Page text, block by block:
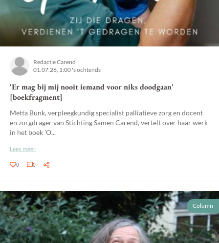
Redactie Carend
01.07.26, 1:00 's ochtends
'Er mag bij mij nooit iemand voor niks doodgaan'
[boekfragment]
Metta Bunk, verpleegkundig specialist palliatieve zorg en docent
en zorgdrager van Stichting Samen Carend, vertelt over haar werk
in het boek 'O...
Lees meer
0 0
Column